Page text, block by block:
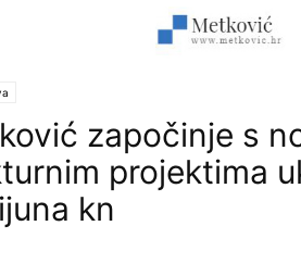
započinje s
projektima
kn